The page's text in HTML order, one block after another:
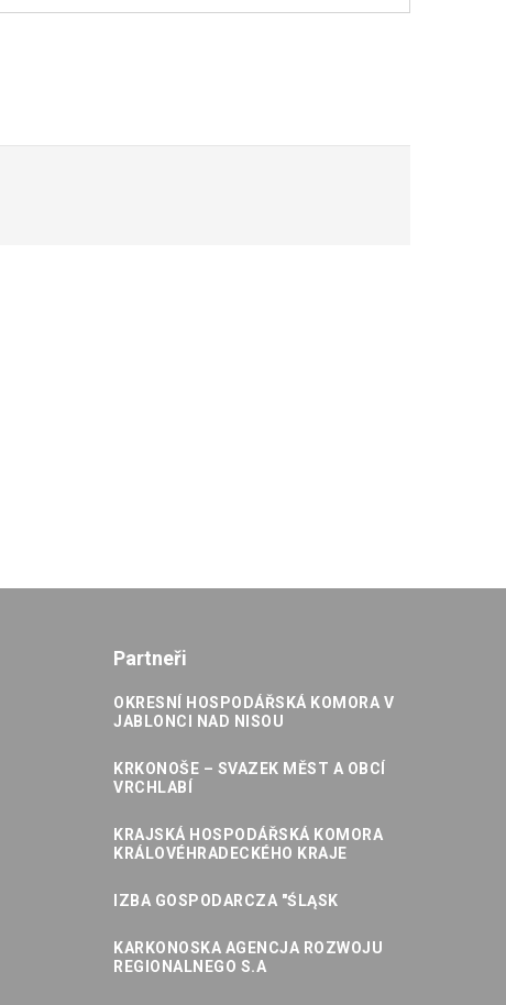
Partneři
OKRESNÍ HOSPODÁŘSKÁ KOMORA V
JABLONCI NAD NISOU
KRKONOŠE – SVAZEK MĚST A OBCÍ
VRCHLABÍ
KRAJSKÁ HOSPODÁŘSKÁ KOMORA
KRÁLOVÉHRADECKÉHO KRAJE
IZBA GOSPODARCZA "ŚLĄSK
KARKONOSKA AGENCJA ROZWOJU
REGIONALNEGO S.A